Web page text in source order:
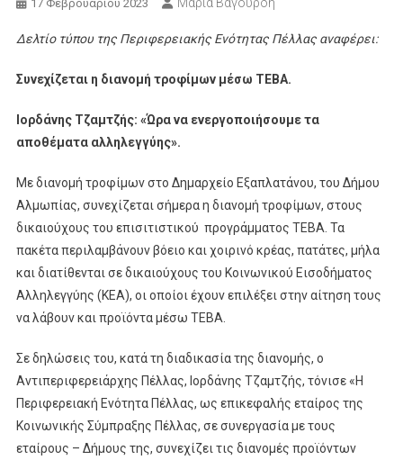
17 Φεβρουαρίου 2023
Δελτίο τύπου της Περιφερειακής Ενότητας Πέλλας αναφέρει:
Συνεχίζεται η διανομή τροφίμων μέσω ΤΕΒΑ.
Ιορδάνης Τζαμτζής: «Ώρα να ενεργοποιήσουμε τα
αποθέματα αλληλεγγύης».
Με διανομή τροφίμων στο Δημαρχείο Εξαπλατάνου, του Δήμου
Αλμωπίας, συνεχίζεται σήμερα η διανομή τροφίμων, στους
δικαιούχους του επισιτιστικού προγράμματος ΤΕΒΑ. Τα
πακέτα περιλαμβάνουν βόειο και χοιρινό κρέας, πατάτες, μήλα
και διατίθενται σε δικαιούχους του Κοινωνικού Εισοδήματος
Αλληλεγγύης (ΚΕΑ), οι οποίοι έχουν επιλέξει στην αίτηση τους
να λάβουν και προϊόντα μέσω ΤΕΒΑ.
Σε δηλώσεις του, κατά τη διαδικασία της διανομής, ο
Αντιπεριφερειάρχης Πέλλας, Ιορδάνης Τζαμτζής, τόνισε «Η
Περιφερειακή Ενότητα Πέλλας, ως επικεφαλής εταίρος της
Κοινωνικής Σύμπραξης Πέλλας, σε συνεργασία με τους
εταίρους – Δήμους της, συνεχίζει τις διανομές προϊόντων